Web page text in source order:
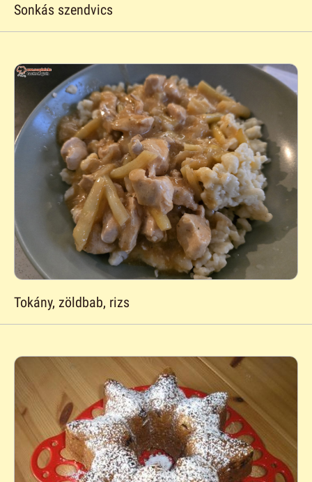
Sonkás szendvics
Tokány, zöldbab, rizs